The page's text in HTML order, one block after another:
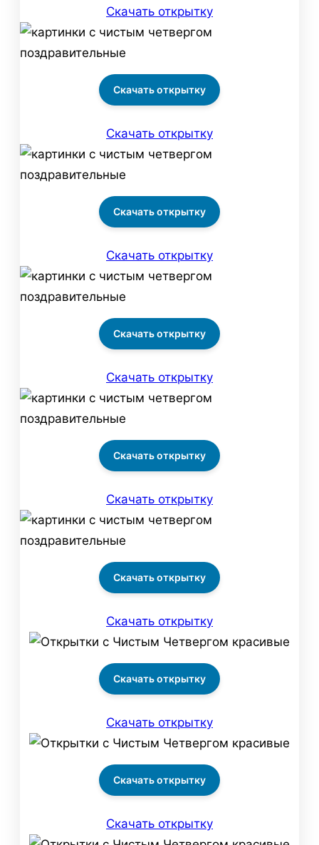
Скачать открытку
Скачать открытку
Скачать открытку
Скачать открытку
Скачать открытку
Скачать открытку
Скачать открытку
Скачать открытку
Скачать открытку
Скачать открытку
Скачать открытку
Скачать открытку
Скачать открытку
Скачать открытку
Скачать открытку